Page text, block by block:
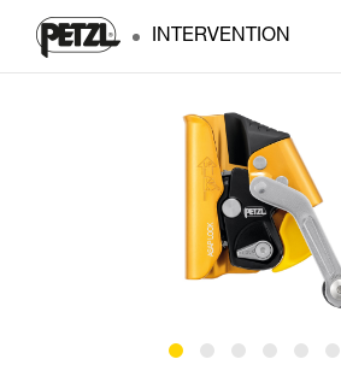
INTERVENTION